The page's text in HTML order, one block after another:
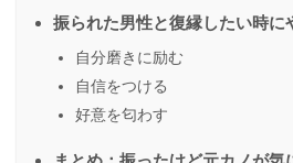
振られた男性と復縁したい時に
自分磨きに励む
自信をつける
好意を匂わす